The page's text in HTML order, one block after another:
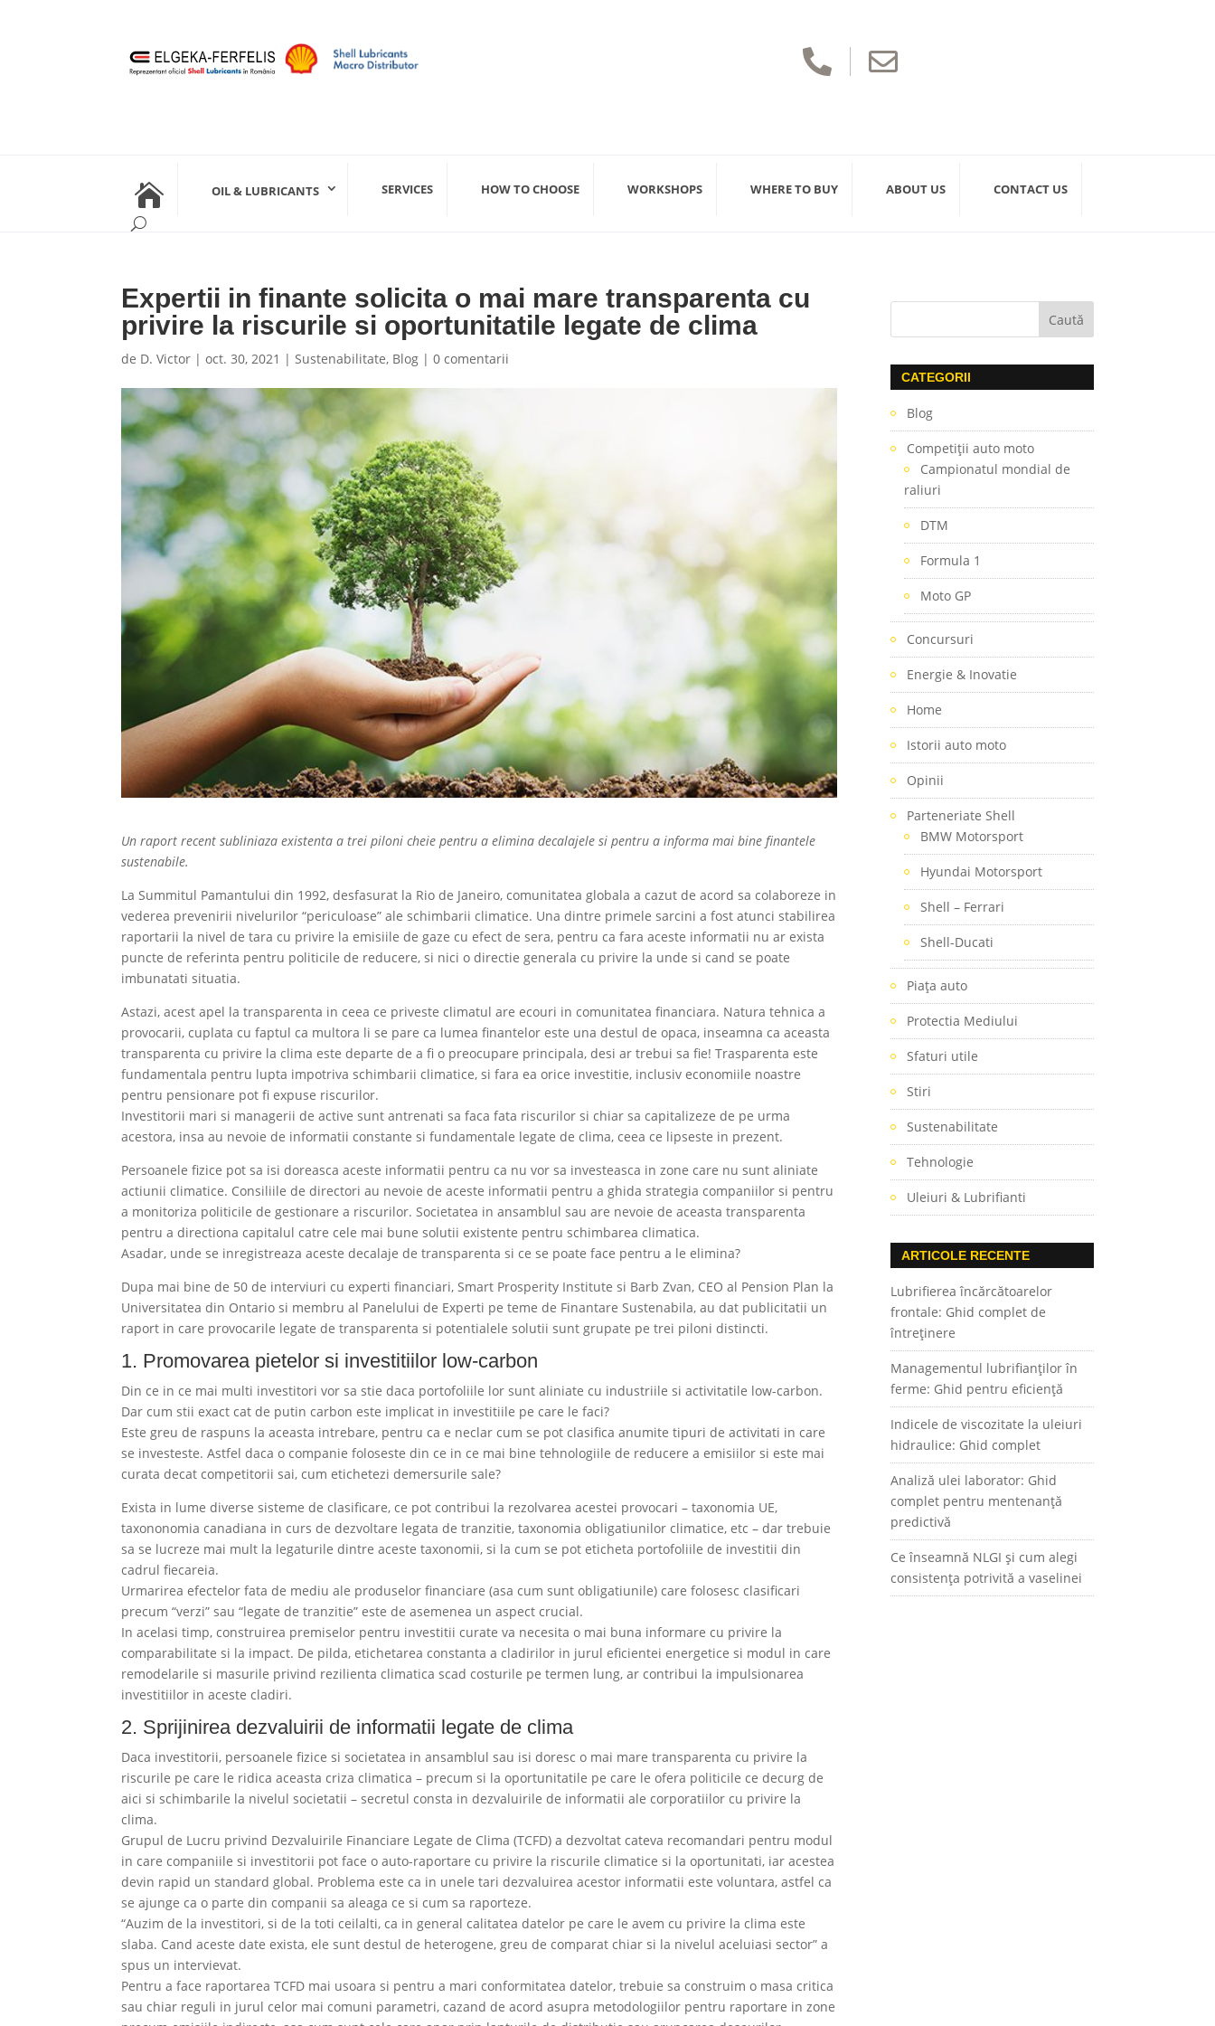
 
 OIL & LUBRICANTS SERVICES HOW TO CHOOSE WORKSHOPS WHERE TO BUY ABOUT US CONTACT US
Expertii in finante solicita o mai mare transparenta cu
privire la riscurile si oportunitatile legate de clima
de D. Victor |oct. 30, 2021 |Sustenabilitate, Blog |0 comentarii
Un raport recent subliniaza existenta a trei piloni cheie pentru a elimina decalajele si pentru a informa mai bine finantele
sustenabile.
La Summitul Pamantului din 1992, desfasurat la Rio de Janeiro, comunitatea globala a cazut de acord sa colaboreze in
vederea prevenirii nivelurilor “periculoase” ale schimbarii climatice. Una dintre primele sarcini a fost atunci stabilirea
raportarii la nivel de tara cu privire la emisiile de gaze cu efect de sera, pentru ca fara aceste informatii nu ar exista
puncte de referinta pentru politicile de reducere, si nici o directie generala cu privire la unde si cand se poate
imbunatati situatia.
Astazi, acest apel la transparenta in ceea ce priveste climatul are ecouri in comunitatea financiara. Natura tehnica a
provocarii, cuplata cu faptul ca multora li se pare ca lumea finantelor este una destul de opaca, inseamna ca aceasta
transparenta cu privire la clima este departe de a fi o preocupare principala, desi ar trebui sa fie! Trasparenta este
fundamentala pentru lupta impotriva schimbarii climatice, si fara ea orice investitie, inclusiv economiile noastre
pentru pensionare pot fi expuse riscurilor.
Investitorii mari si managerii de active sunt antrenati sa faca fata riscurilor si chiar sa capitalizeze de pe urma
acestora, insa au nevoie de informatii constante si fundamentale legate de clima, ceea ce lipseste in prezent.
Persoanele fizice pot sa isi doreasca aceste informatii pentru ca nu vor sa investeasca in zone care nu sunt aliniate
actiunii climatice. Consiliile de directori au nevoie de aceste informatii pentru a ghida strategia companiilor si pentru
a monitoriza politicile de gestionare a riscurilor. Societatea in ansamblul sau are nevoie de aceasta transparenta
pentru a directiona capitalul catre cele mai bune solutii existente pentru schimbarea climatica.
Asadar, unde se inregistreaza aceste decalaje de transparenta si ce se poate face pentru a le elimina?
Dupa mai bine de 50 de interviuri cu experti financiari, Smart Prosperity Institute si Barb Zvan, CEO al Pension Plan la
Universitatea din Ontario si membru al Panelului de Experti pe teme de Finantare Sustenabila, au dat publicitatii un
raport in care provocarile legate de transparenta si potentialele solutii sunt grupate pe trei piloni distincti.
1. Promovarea pietelor si investitiilor low-carbon
Din ce in ce mai multi investitori vor sa stie daca portofoliile lor sunt aliniate cu industriile si activitatile low-carbon.
Dar cum stii exact cat de putin carbon este implicat in investitiile pe care le faci?
Este greu de raspuns la aceasta intrebare, pentru ca e neclar cum se pot clasifica anumite tipuri de activitati in care
se investeste. Astfel daca o companie foloseste din ce in ce mai bine tehnologiile de reducere a emisiilor si este mai
curata decat competitorii sai, cum etichetezi demersurile sale?
Exista in lume diverse sisteme de clasificare, ce pot contribui la rezolvarea acestei provocari – taxonomia UE,
taxononomia canadiana in curs de dezvoltare legata de tranzitie, taxonomia obligatiunilor climatice, etc – dar trebuie
sa se lucreze mai mult la legaturile dintre aceste taxonomii, si la cum se pot eticheta portofoliile de investitii din
cadrul fiecareia.
Urmarirea efectelor fata de mediu ale produselor financiare (asa cum sunt obligatiunile) care folosesc clasificari
precum “verzi” sau “legate de tranzitie” este de asemenea un aspect crucial.
In acelasi timp, construirea premiselor pentru investitii curate va necesita o mai buna informare cu privire la
comparabilitate si la impact. De pilda, etichetarea constanta a cladirilor in jurul eficientei energetice si modul in care
remodelarile si masurile privind rezilienta climatica scad costurile pe termen lung, ar contribui la impulsionarea
investitiilor in aceste cladiri.
2. Sprijinirea dezvaluirii de informatii legate de clima
Daca investitorii, persoanele fizice si societatea in ansamblul sau isi doresc o mai mare transparenta cu privire la
riscurile pe care le ridica aceasta criza climatica – precum si la oportunitatile pe care le ofera politicile ce decurg de
aici si schimbarile la nivelul societatii – secretul consta in dezvaluirile de informatii ale corporatiilor cu privire la
clima.
Grupul de Lucru privind Dezvaluirile Financiare Legate de Clima (TCFD) a dezvoltat cateva recomandari pentru modul
in care companiile si investitorii pot face o auto-raportare cu privire la riscurile climatice si la oportunitati, iar acestea
devin rapid un standard global. Problema este ca in unele tari dezvaluirea acestor informatii este voluntara, astfel ca
se ajunge ca o parte din companii sa aleaga ce si cum sa raporteze.
“Auzim de la investitori, si de la toti ceilalti, ca in general calitatea datelor pe care le avem cu privire la clima este
slaba. Cand aceste date exista, ele sunt destul de heterogene, greu de comparat chiar si la nivelul aceluiasi sector” a
spus un intervievat.
Pentru a face raportarea TCFD mai usoara si pentru a mari conformitatea datelor, trebuie sa construim o masa critica
sau chiar reguli in jurul celor mai comuni parametri, cazand de acord asupra metodologiilor pentru raportare in zone
CATEGORII
Blog
Competiţii auto moto
Campionatul mondial de
raliuri
DTM
Formula 1
Moto GP
Concursuri
Energie & Inovatie
Home
Istorii auto moto
Opinii
Parteneriate Shell
BMW Motorsport
Hyundai Motorsport
Shell – Ferrari
Shell-Ducati
Piaţa auto
Protectia Mediului
Sfaturi utile
Stiri
Sustenabilitate
Tehnologie
Uleiuri & Lubrifianti
ARTICOLE RECENTE
Lubrifierea încărcătoarelor
frontale: Ghid complet de
întreținere
Managementul lubrifianților în
ferme: Ghid pentru eficiență
Indicele de viscozitate la uleiuri
hidraulice: Ghid complet
Analiză ulei laborator: Ghid
complet pentru mentenanță
predictivă
Ce înseamnă NLGI și cum alegi
consistența potrivită a vaselinei